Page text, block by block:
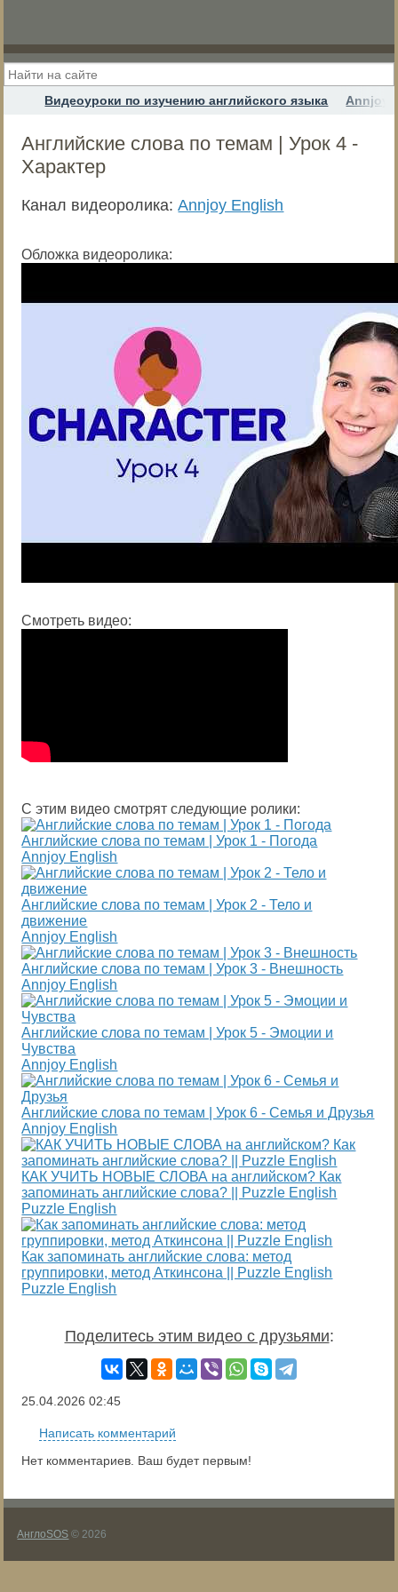
Видеоуроки по изучению английского языка Annjoy
Английские слова по темам | Урок 4 -
Характер
Канал видеоролика:Annjoy English
Обложка видеоролика:
Смотреть видео:
С этим видео смотрят следующие ролики:
Английские слова по темам | Урок 1 - Погода
Annjoy English
Английские слова по темам | Урок 2 - Тело и
движение
Annjoy English
Английские слова по темам | Урок 3 - Внешность
Annjoy English
Английские слова по темам | Урок 5 - Эмоции и
Чувства
Annjoy English
Английские слова по темам | Урок 6 - Семья и Друзья
Annjoy English
КАК УЧИТЬ НОВЫЕ СЛОВА на английском? Как
запоминать английские слова? || Puzzle English
Puzzle English
Как запоминать английские слова: метод
группировки, метод Аткинсона || Puzzle English
Puzzle English
Поделитесь этим видео с друзьями:
25.04.2026 02:45
Написать комментарий
Нет комментариев. Ваш будет первым!
АнглоSOS © 2026